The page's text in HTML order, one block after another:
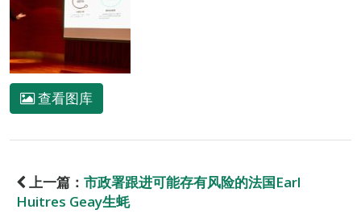
查看图库
上一篇： 市政署跟进可能存有风险的法国Earl
Huitres Geay生蚝